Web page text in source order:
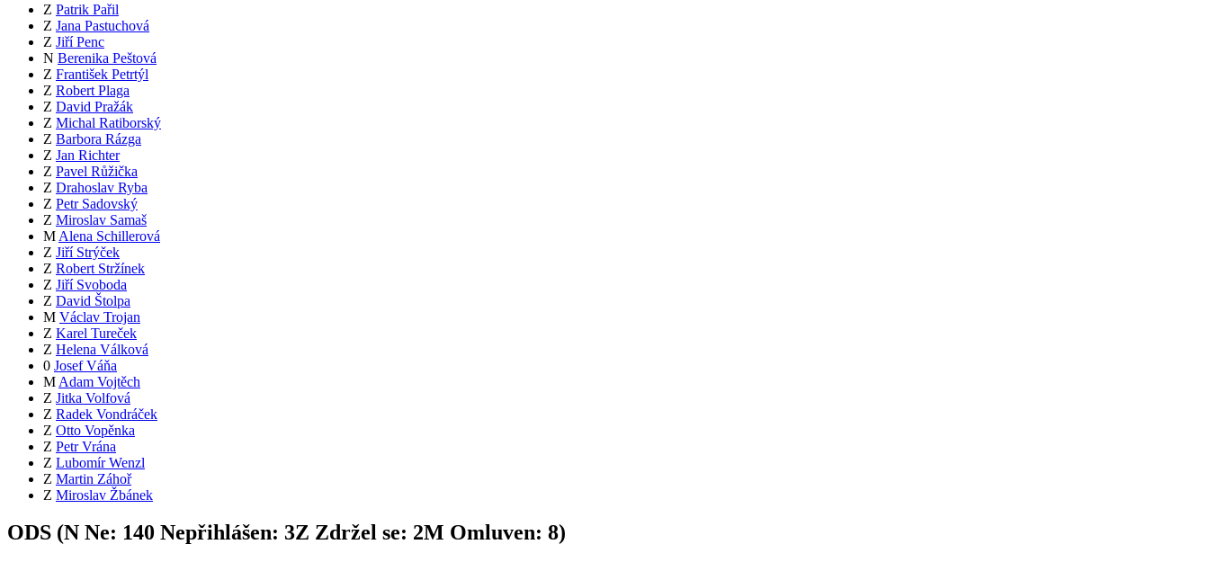
Z Patrik Pařil
Z Jana Pastuchová
Z Jiří Penc
N Berenika Peštová
Z František Petrtýl
Z Robert Plaga
Z David Pražák
Z Michal Ratiborský
Z Barbora Rázga
Z Jan Richter
Z Pavel Růžička
Z Drahoslav Ryba
Z Petr Sadovský
Z Miroslav Samaš
M Alena Schillerová
Z Jiří Strýček
Z Robert Stržínek
Z Jiří Svoboda
Z David Štolpa
M Václav Trojan
Z Karel Tureček
Z Helena Válková
0 Josef Váňa
M Adam Vojtěch
Z Jitka Volfová
Z Radek Vondráček
Z Otto Vopěnka
Z Petr Vrána
Z Lubomír Wenzl
Z Martin Záhoř
Z Miroslav Žbánek
ODS (N Ne: 140 Nepřihlášen: 3Z Zdržel se: 2M Omluven: 8)